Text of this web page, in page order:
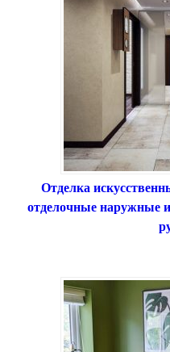
Отделка
отделочные наружные